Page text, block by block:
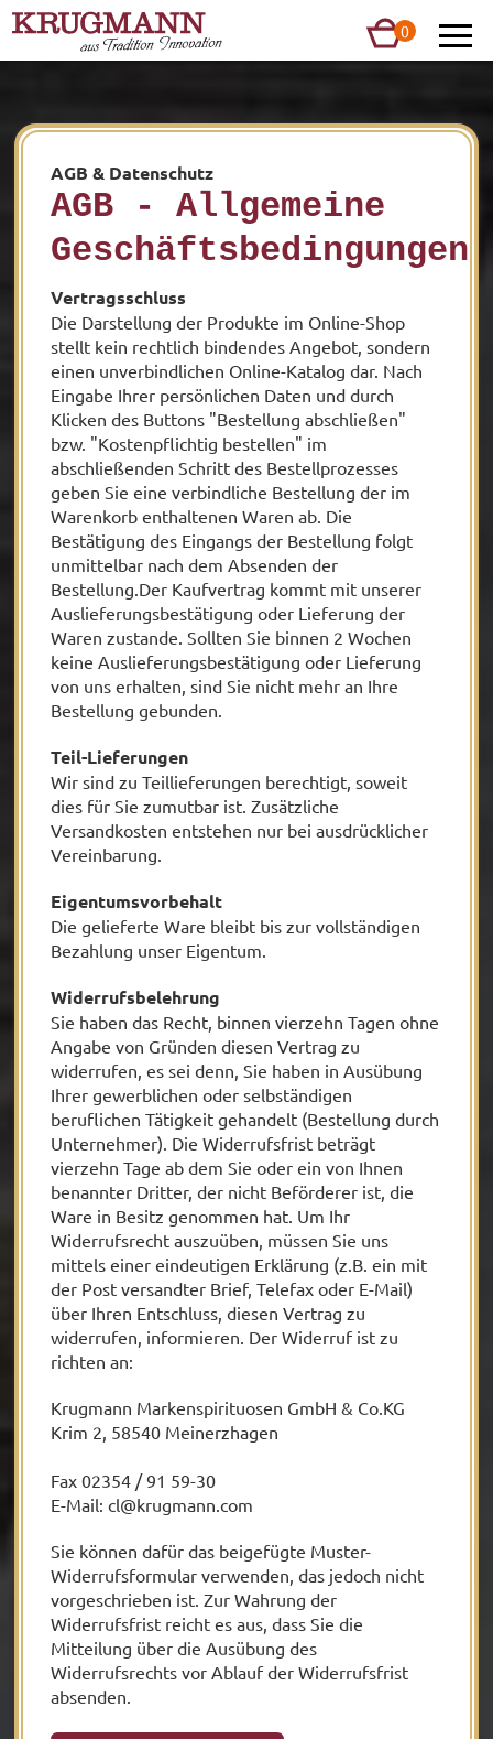
0
Chronik
Herstellung
Spirituosen
Etiketten
Besichtigung
News
Kontakt
Bereiche
0,00 €
Ossenkämper Oechelhaeuser
AGB & Datenschutz
AGB - Allgemeine
Geschäftsbedingungen
Vertragsschluss
Die Darstellung der Produkte im Online-Shop
stellt kein rechtlich bindendes Angebot, sondern
einen unverbindlichen Online-Katalog dar. Nach
Eingabe Ihrer persönlichen Daten und durch
Klicken des Buttons "Bestellung abschließen"
bzw. "Kostenpflichtig bestellen" im
abschließenden Schritt des Bestellprozesses
geben Sie eine verbindliche Bestellung der im
Warenkorb enthaltenen Waren ab. Die
Bestätigung des Eingangs der Bestellung folgt
unmittelbar nach dem Absenden der
Bestellung.Der Kaufvertrag kommt mit unserer
Auslieferungsbestätigung oder Lieferung der
Waren zustande. Sollten Sie binnen 2 Wochen
keine Auslieferungsbestätigung oder Lieferung
von uns erhalten, sind Sie nicht mehr an Ihre
Bestellung gebunden.
Teil-Lieferungen
Wir sind zu Teillieferungen berechtigt, soweit
dies für Sie zumutbar ist. Zusätzliche
Versandkosten entstehen nur bei ausdrücklicher
Vereinbarung.
Eigentumsvorbehalt
Die gelieferte Ware bleibt bis zur vollständigen
Bezahlung unser Eigentum.
Widerrufsbelehrung
Sie haben das Recht, binnen vierzehn Tagen ohne
Angabe von Gründen diesen Vertrag zu
widerrufen, es sei denn, Sie haben in Ausübung
Ihrer gewerblichen oder selbständigen
beruflichen Tätigkeit gehandelt (Bestellung durch
Unternehmer). Die Widerrufsfrist beträgt
vierzehn Tage ab dem Sie oder ein von Ihnen
benannter Dritter, der nicht Beförderer ist, die
Ware in Besitz genommen hat. Um Ihr
Widerrufsrecht auszuüben, müssen Sie uns
mittels einer eindeutigen Erklärung (z.B. ein mit
der Post versandter Brief, Telefax oder E-Mail)
über Ihren Entschluss, diesen Vertrag zu
widerrufen, informieren. Der Widerruf ist zu
richten an:
Krugmann Markenspirituosen GmbH & Co.KG
Krim 2, 58540 Meinerzhagen
Fax 02354 / 91 59-30
E-Mail:cl@krugmann.com
Sie können dafür das beigefügte Muster-
Widerrufsformular verwenden, das jedoch nicht
vorgeschrieben ist. Zur Wahrung der
Widerrufsfrist reicht es aus, dass Sie die
Mitteilung über die Ausübung des
Widerrufsrechts vor Ablauf der Widerrufsfrist
absenden.